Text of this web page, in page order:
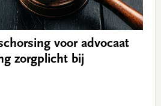
voor advocaat
zorgplicht bij